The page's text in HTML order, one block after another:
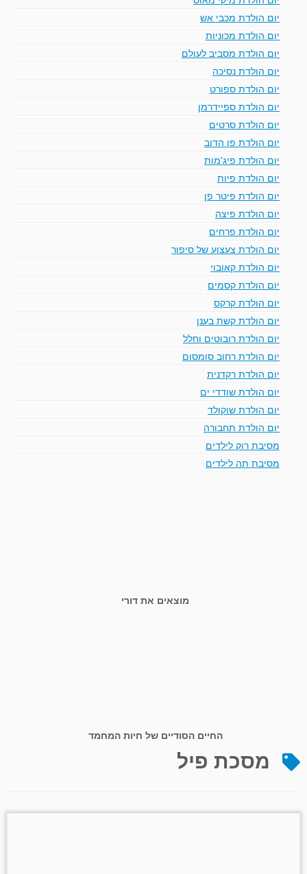
יום הולדת מכבי אש
יום הולדת מכוניות
יום הולדת מסביב לעולם
יום הולדת נסיכה
יום הולדת ספורט
יום הולדת ספיידרמן
יום הולדת סרטים
יום הולדת פו הדוב
יום הולדת פיג'מות
יום הולדת פיות
יום הולדת פיטר פן
יום הולדת פיצה
יום הולדת פרחים
יום הולדת צעצוע של סיפור
יום הולדת קאובוי
יום הולדת קסמים
יום הולדת קרקס
יום הולדת קשת בענן
יום הולדת רובוטים וחלל
יום הולדת רחוב סומסום
יום הולדת רקדנית
יום הולדת שודדי ים
יום הולדת שוקולד
יום הולדת תחבורה
מסיבת רוק לילדים
מסיבת תה לילדים
מוצאים את דורי
החיים הסודיים של חיות המחמד
מסכת פיל